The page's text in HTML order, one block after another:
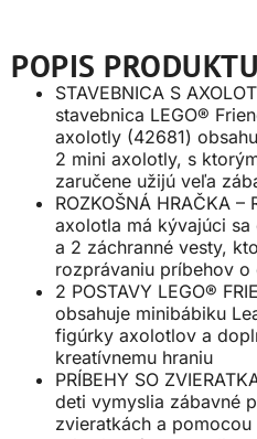
POPIS PRODUKTU
STAVEBNICA S
stavebnica LEGO®
axolotly (42681)
2 mini axolotly, s
zaručene užijú veľa
ROZKOŠNÁ HRAČKA
axolotla má kývajúci sa
a 2 záchranné vesty,
rozprávaniu príbehov
2 POSTAVY LEGO®
obsahuje minibábiku
figúrky axolotlov a
kreatívnemu hraniu
PRÍBEHY SO
deti vymyslia zábavné
zvieratkách a